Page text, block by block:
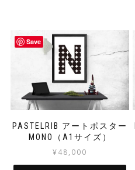
Save
PASTELRIB アートポスター
MONO（A1サイズ）
¥48,000